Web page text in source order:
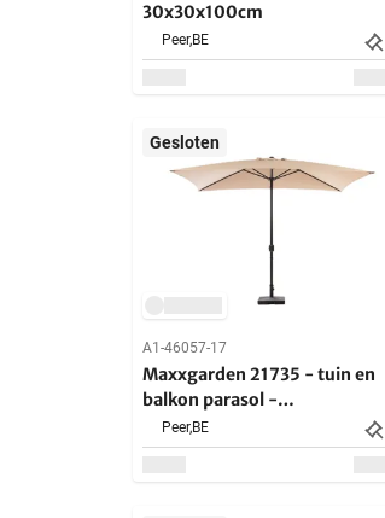
30x30x100cm
Peer,BE
Gesloten
A1-46057-17
Maxxgarden 21735 - tuin en
balkon parasol -
opdraaisysteem - 150 x 250
cm - Taupe
Peer,BE